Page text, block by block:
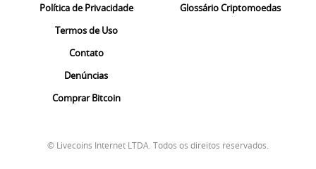
Política de Privacidade
Termos de Uso
Contato
Denúncias
Comprar Bitcoin
Glossário Criptomoedas
© Livecoins Internet LTDA. Todos os direitos reservados.